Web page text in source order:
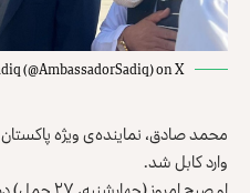
(@AmbassadorSadiq) on X
محمد صادق، نماینده‌ی ویژه
وارد کابل شد.